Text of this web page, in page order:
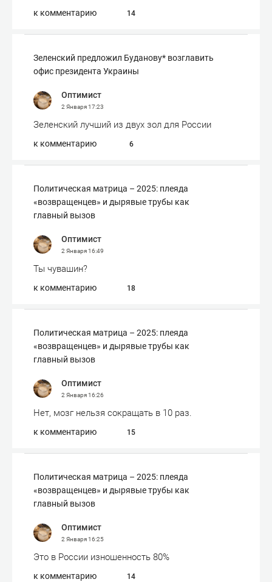
к комментарию 14
Зеленский предложил Буданову* возглавить
офис президента Украины
Оптимист
2 Января17:23
Зеленский лучший из двух зол для России
к комментарию 6
Политическая матрица – 2025: плеяда
«возвращенцев» и дырявые трубы как
главный вызов
Оптимист
2 Января16:49
Ты чувашин?
к комментарию 18
Политическая матрица – 2025: плеяда
«возвращенцев» и дырявые трубы как
главный вызов
Оптимист
2 Января16:26
Нет, мозг нельзя сокращать в 10 раз.
к комментарию 15
Политическая матрица – 2025: плеяда
«возвращенцев» и дырявые трубы как
главный вызов
Оптимист
2 Января16:25
Это в России изношенность 80%
к комментарию 14